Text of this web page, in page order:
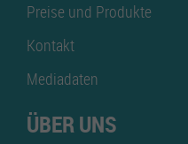
Preise und Produkte
Kontakt
Mediadaten
ÜBER UNS